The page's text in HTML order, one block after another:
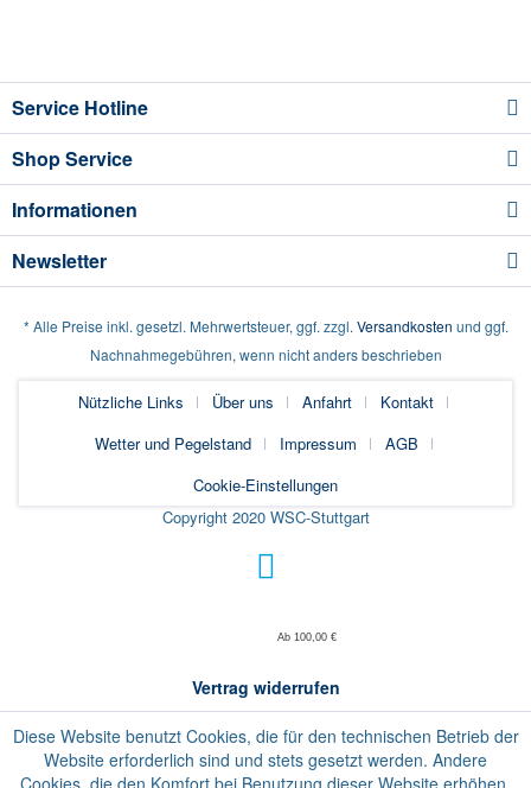
Service Hotline
Shop Service
Informationen
Newsletter
* Alle Preise inkl. gesetzl. Mehrwertsteuer, ggf. zzgl.Versandkosten und ggf.
Nachnahmegebühren, wenn nicht anders beschrieben
Nützliche Links Über uns Anfahrt
Kontakt
Wetter und Pegelstand
Impressum
AGB
Cookie-Einstellungen
Copyright 2020 WSC-Stuttgart
Ab 100,00 €
Vertrag widerrufen
Diese Website benutzt Cookies, die für den technischen Betrieb der
Website erforderlich sind und stets gesetzt werden. Andere
Cookies, die den Komfort bei Benutzung dieser Website erhöhen,